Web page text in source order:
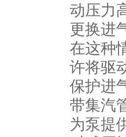
动压力
更换进
在这种
许将驱
保护进
带集汽
为泵提